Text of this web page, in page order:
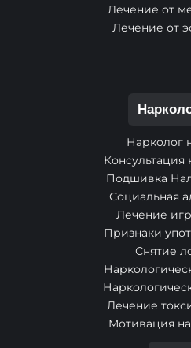
Лечение от
Лечение от
Нарколог
Консультация
Подшивка
Социальная
Лечение
Признаки
Снятие
Лечение
Мотивация